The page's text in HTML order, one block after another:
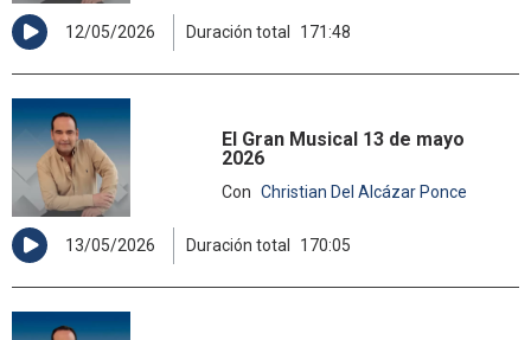
12/05/2026 Duración total 171:48
El Gran Musical 13 de mayo
2026
Con Christian Del Alcázar Ponce
13/05/2026 Duración total 170:05